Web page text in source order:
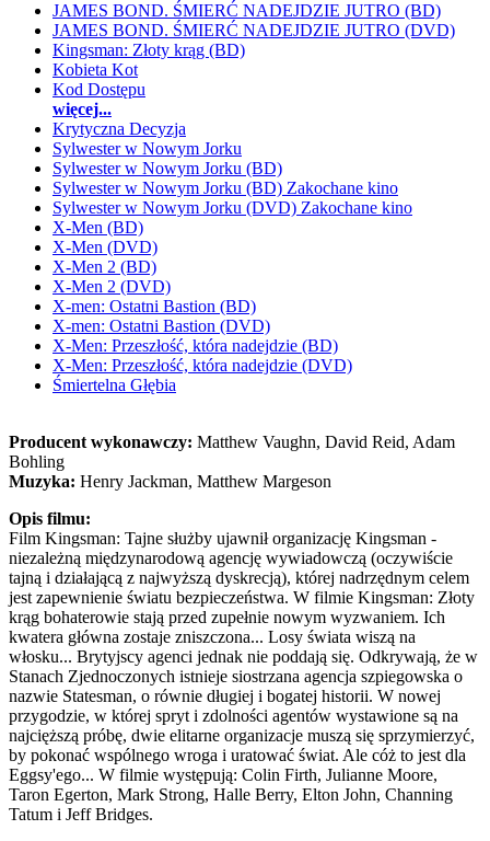
JAMES BOND. ŚMIERĆ NADEJDZIE JUTRO (BD)
JAMES BOND. ŚMIERĆ NADEJDZIE JUTRO (DVD)
Kingsman: Złoty krąg (BD)
Kobieta Kot
Kod Dostępu
więcej...
Krytyczna Decyzja
Sylwester w Nowym Jorku
Sylwester w Nowym Jorku (BD)
Sylwester w Nowym Jorku (BD) Zakochane kino
Sylwester w Nowym Jorku (DVD) Zakochane kino
X-Men (BD)
X-Men (DVD)
X-Men 2 (BD)
X-Men 2 (DVD)
X-men: Ostatni Bastion (BD)
X-men: Ostatni Bastion (DVD)
X-Men: Przeszłość, która nadejdzie (BD)
X-Men: Przeszłość, która nadejdzie (DVD)
Śmiertelna Głębia
Producent wykonawczy: Matthew Vaughn, David Reid, Adam
Bohling
Muzyka: Henry Jackman, Matthew Margeson
Opis filmu:
Film Kingsman: Tajne służby ujawnił organizację Kingsman -
niezależną międzynarodową agencję wywiadowczą (oczywiście
tajną i działającą z najwyższą dyskrecją), której nadrzędnym celem
jest zapewnienie światu bezpieczeństwa. W filmie Kingsman: Złoty
krąg bohaterowie stają przed zupełnie nowym wyzwaniem. Ich
kwatera główna zostaje zniszczona... Losy świata wiszą na
włosku... Brytyjscy agenci jednak nie poddają się. Odkrywają, że w
Stanach Zjednoczonych istnieje siostrzana agencja szpiegowska o
nazwie Statesman, o równie długiej i bogatej historii. W nowej
przygodzie, w której spryt i zdolności agentów wystawione są na
najcięższą próbę, dwie elitarne organizacje muszą się sprzymierzyć,
by pokonać wspólnego wroga i uratować świat. Ale cóż to jest dla
Eggsy'ego... W filmie występują: Colin Firth, Julianne Moore,
Taron Egerton, Mark Strong, Halle Berry, Elton John, Channing
Tatum i Jeff Bridges.